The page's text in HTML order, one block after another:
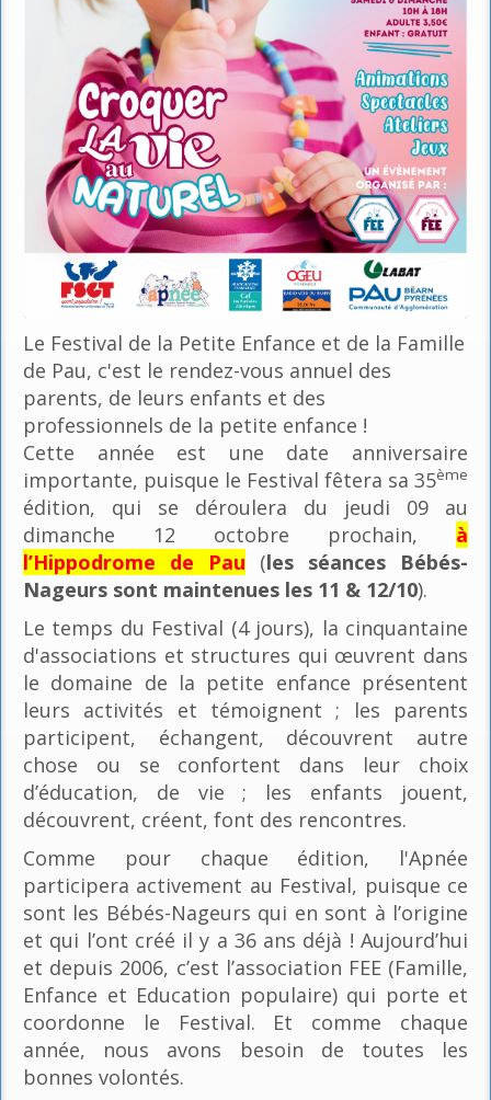
Le Festival de la Petite Enfance et de la Famille
de Pau, c'est le rendez-vous annuel des
parents, de leurs enfants et des
professionnels de la petite enfance !
Cette année est une date anniversaire
importante, puisque le Festival fêtera sa 35ème
édition, qui se déroulera du jeudi 09 au
dimanche 12 octobre prochain, à
l’Hippodrome de Pau (les séances Bébés-
Nageurs sont maintenues les 11 & 12/10).
Le temps du Festival (4 jours), la cinquantaine
d'associations et structures qui œuvrent dans
le domaine de la petite enfance présentent
leurs activités et témoignent ; les parents
participent, échangent, découvrent autre
chose ou se confortent dans leur choix
d’éducation, de vie ; les enfants jouent,
découvrent, créent, font des rencontres.
Comme pour chaque édition, l'Apnée
participera activement au Festival, puisque ce
sont les Bébés-Nageurs qui en sont à l’origine
et qui l’ont créé il y a 36 ans déjà ! Aujourd’hui
et depuis 2006, c’est l’association FEE (Famille,
Enfance et Education populaire) qui porte et
coordonne le Festival. Et comme chaque
année, nous avons besoin de toutes les
bonnes volontés.